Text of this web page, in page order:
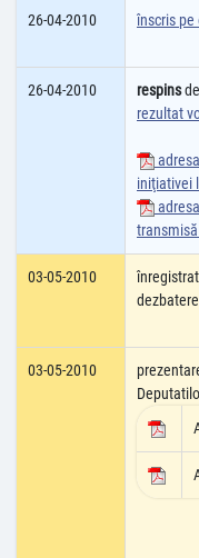
26-04-2010 înscris pe
26-04-2010 respins
rezultat
iniţiativei
03-05-2010
dezbatere
03-05-2010